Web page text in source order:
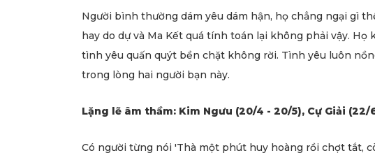
Người bình thường dám yêu dám hận, họ chẳng ngại gì
hay do dự và Ma Kết quá tính toán lại không phải vậy.
tình yêu quấn quýt bền chặt không rời. Tình yêu luôn
trong lòng hai người bạn này.
Lặng lẽ âm thầm: Kim Ngưu (20/4 - 20/5), Cự Giải (22/
Có người từng nói 'Thà một phút huy hoàng rồi chợt tắt,